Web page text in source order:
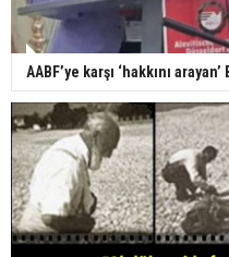
AABF’ye karşı ‘hakkını